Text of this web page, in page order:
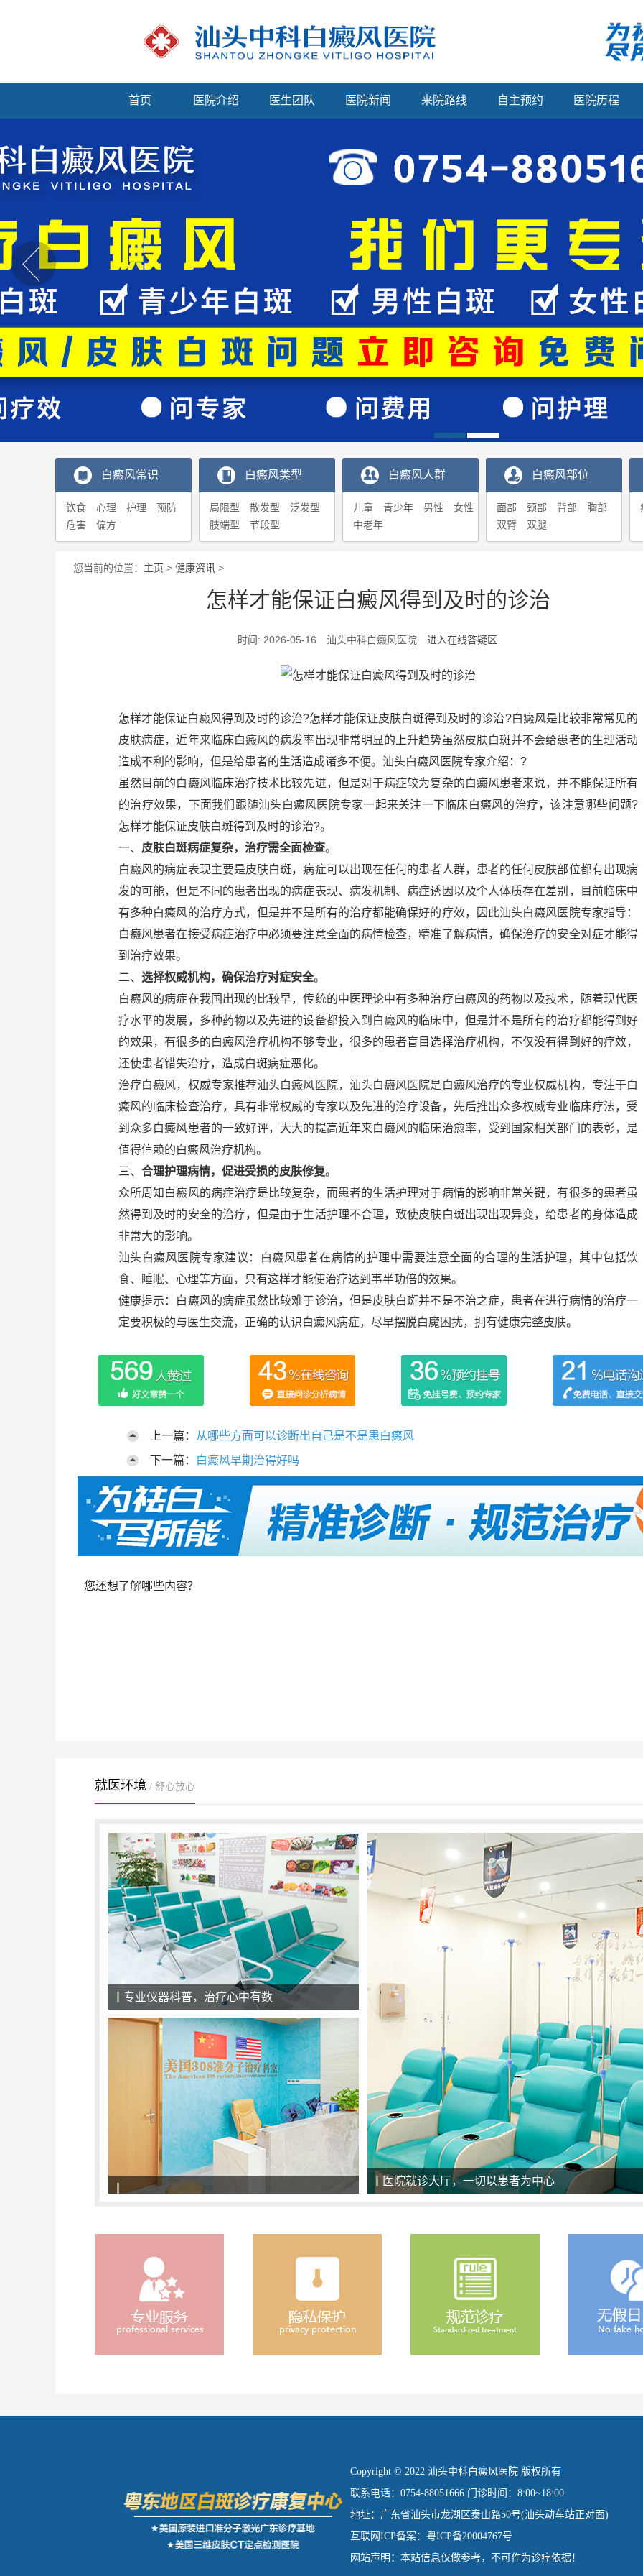
首页 医院介绍 医生团队 医院新闻 来院路线 自主预约 医院历程
白癜风常识
饮食 心理 护理
预防
危害
偏方
白癜风类型
局限型 散发型
泛发型
肢端型
节段型
白癜风人群
儿童 青少年 男性
女性
中老年
白癜风部位
面部 颈部 背部
胸部
双臂
双腿
您当前的位置： 主页 > 健康资讯 >
怎样才能保证白癜风得到及时的诊治
时间: 2026-05-16 汕头中科白癜风医院 进入在线答疑区
怎样才能保证白癜风得到及时的诊治?怎样才能保证皮肤白斑得到及时的诊治?白癜风是比较非常常见的
皮肤病症，近年来临床白癜风的病发率出现非常明显的上升趋势虽然皮肤白斑并不会给患者的生理活动
造成不利的影响，但是给患者的生活造成诸多不便。汕头白癜风医院专家介绍：?
虽然目前的白癜风临床治疗技术比较先进，但是对于病症较为复杂的白癜风患者来说，并不能保证所有
的治疗效果，下面我们跟随汕头白癜风医院专家一起来关注一下临床白癜风的治疗，该注意哪些问题?
怎样才能保证皮肤白斑得到及时的诊治?。
一、 皮肤白斑病症复杂，治疗需全面检查。
白癜风的病症表现主要是皮肤白斑，病症可以出现在任何的患者人群，患者的任何皮肤部位都有出现病
发的可能，但是不同的患者出现的病症表现、病发机制、病症诱因以及个人体质存在差别，目前临床中
有多种白癜风的治疗方式，但是并不是所有的治疗都能确保好的疗效，因此汕头白癜风医院专家指导：
白癜风患者在接受病症治疗中必须要注意全面的病情检查，精准了解病情，确保治疗的安全对症才能得
到治疗效果。
二、 选择权威机构，确保治疗对症安全。
白癜风的病症在我国出现的比较早，传统的中医理论中有多种治疗白癜风的药物以及技术，随着现代医
疗水平的发展，多种药物以及先进的设备都投入到白癜风的临床中，但是并不是所有的治疗都能得到好
的效果，有很多的白癜风治疗机构不够专业，很多的患者盲目选择治疗机构，不仅没有得到好的疗效，
还使患者错失治疗，造成白斑病症恶化。
治疗白癜风，权威专家推荐汕头白癜风医院，汕头白癜风医院是白癜风治疗的专业权威机构，专注于白
癜风的临床检查治疗，具有非常权威的专家以及先进的治疗设备，先后推出众多权威专业临床疗法，受
到众多白癜风患者的一致好评，大大的提高近年来白癜风的临床治愈率，受到国家相关部门的表彰，是
值得信赖的白癜风治疗机构。
三、 合理护理病情，促进受损的皮肤修复。
众所周知白癜风的病症治疗是比较复杂，而患者的生活护理对于病情的影响非常关键，有很多的患者虽
然得到及时的安全的治疗，但是由于生活护理不合理，致使皮肤白斑出现出现异变，给患者的身体造成
非常大的影响。
汕头白癜风医院专家建议：白癜风患者在病情的护理中需要注意全面的合理的生活护理，其中包括饮
食、睡眠、心理等方面，只有这样才能使治疗达到事半功倍的效果。
健康提示：白癜风的病症虽然比较难于诊治，但是皮肤白斑并不是不治之症，患者在进行病情的治疗一
定要积极的与医生交流，正确的认识白癜风病症，尽早摆脱白魔困扰，拥有健康完整皮肤。
上一篇：
从哪些方面可以诊断出自己是不是患白癜风
下一篇：
白癜风早期治得好吗
您还想了解哪些内容？
就医环境 / 舒心放心
医院候诊大厅，一切以患者为中心
308准分子激光治疗系统 美国最新一代308准分子激光治疗系统
Copyright © 2022 汕头中科白癜风医院 版权所有
联系电话：0754-88051666 门诊时间：8:00~18:00
地址：广东省汕头市龙湖区泰山路50号(汕头动车站正对面)
互联网ICP备案：粤ICP备20004767号
网站声明：本站信息仅做参考，不可作为诊疗依据！